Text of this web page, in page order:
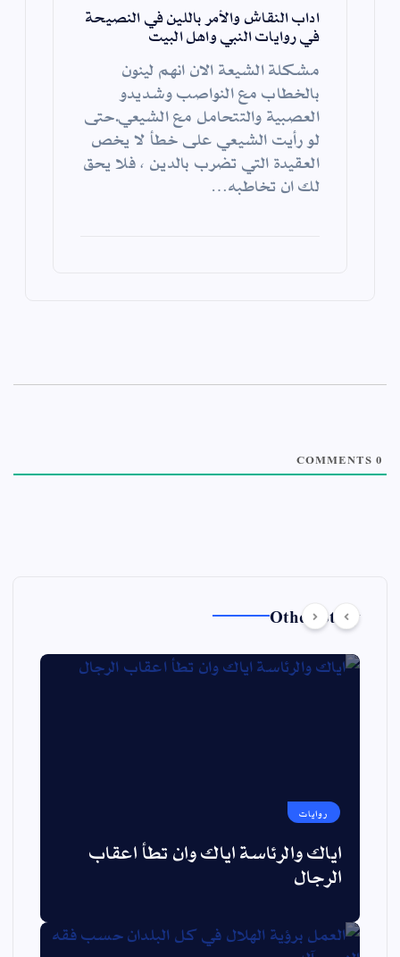
اداب النقاش والأمر باللين في النصيحة
في روايات النبي واهل البيت
مشكلة الشيعة الان انهم لينون
بالخطاب مع النواصب وشديدو
العصبية والتتحامل مع الشيعي.حتى
لو رأيت الشيعي على خطأ لا يخص
العقيدة التي تضرب بالدين ، فلا يحق
لك ان تخاطبه…
Other Story
روايات
اياك والرئاسة اياك وان تطأ اعقاب
الرجال